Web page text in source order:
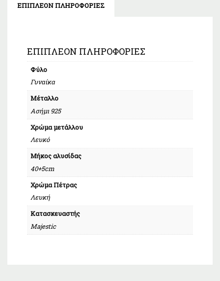
ΕΠΙΠΛΈΟΝ ΠΛΗΡΟΦΟΡΊΕΣ
ΕΠΙΠΛΈΟΝ ΠΛΗΡΟΦΟΡΊΕΣ
Φύλο
Γυναίκα
Μέταλλο
Ασήμι 925
Χρώμα μετάλλου
Λευκό
Μήκος αλυσίδας
40+5cm
Χρώμα Πέτρας
Λευκή
Κατασκευαστής
Majestic